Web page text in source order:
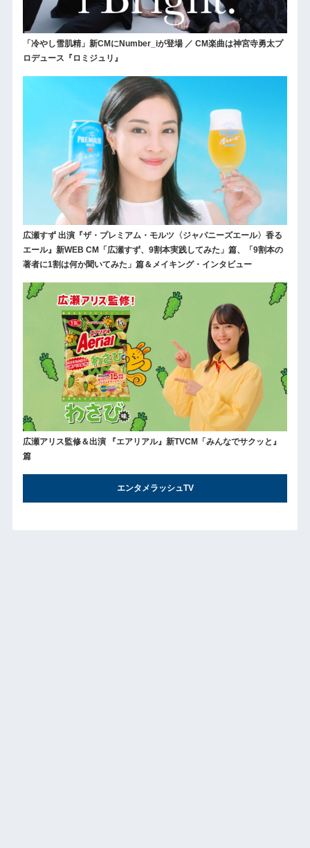
「冷やし雪肌精」新CMにNumber_iが登場 ／ CM楽曲は神宮寺勇太プ
ロデュース『ロミジュリ』
広瀬すず 出演『ザ・プレミアム・モルツ〈ジャパニーズエール〉香る
エール』新WEB CM「広瀬すず、9割本実践してみた」篇、「9割本の
著者に1割は何か聞いてみた」篇＆メイキング・インタビュー
広瀬アリス監修＆出演 『エアリアル』新TVCM「みんなでサクッと』
篇
エンタメラッシュTV